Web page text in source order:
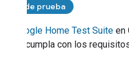
Fase de prueba
Google Home Test Suite en
de que cumpla con los